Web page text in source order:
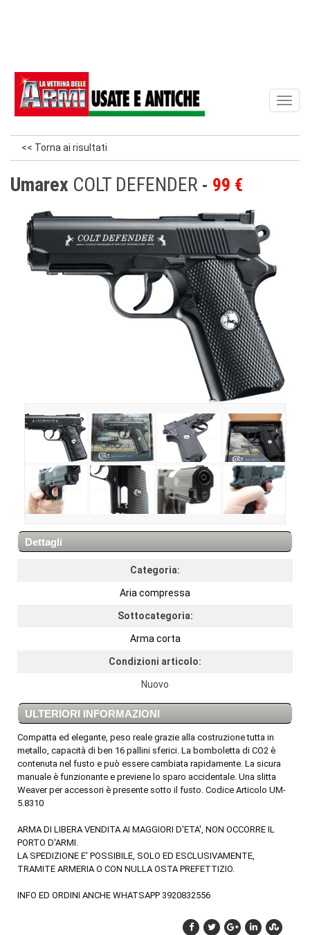
<< Torna ai risultati
Umarex COLT DEFENDER 99 €
Dettagli
Categoria:
Aria compressa
Sottocategoria:
Arma corta
Condizioni articolo:
Nuovo
ULTERIORI INFORMAZIONI
Compatta ed elegante, peso reale grazie alla costruzione tutta in
metallo, capacità di ben 16 pallini sferici. La bomboletta di CO2 è
contenuta nel fusto e può essere cambiata rapidamente. La sicura
manuale è funzionante e previene lo sparo accidentale. Una slitta
Weaver per accessori è presente sotto il fusto. Codice Articolo UM-
5.8310
ARMA DI LIBERA VENDITA AI MAGGIORI D'ETA', NON OCCORRE IL
PORTO D'ARMI.
LA SPEDIZIONE E' POSSIBILE, SOLO ED ESCLUSIVAMENTE,
TRAMITE ARMERIA O CON NULLA OSTA PREFETTIZIO.
INFO ED ORDINI ANCHE WHATSAPP 3920832556